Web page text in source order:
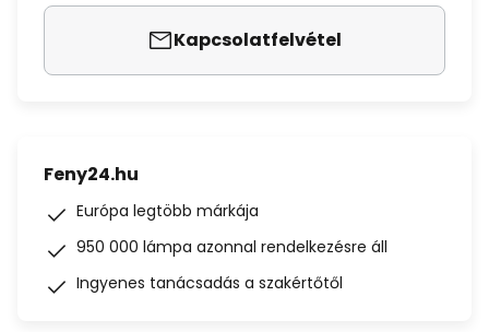
Kapcsolatfelvétel
Feny24.hu
Európa legtöbb márkája
950 000 lámpa azonnal rendelkezésre áll
Ingyenes tanácsadás a szakértőtől